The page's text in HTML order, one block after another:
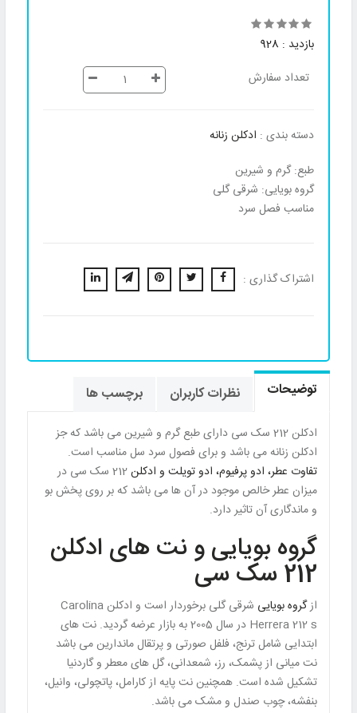
بازدید : 928
تعداد سفارش
دسته بندی : ادکلن زنانه
طبع: گرم و شیرین
گروه بویایی: شرقی گلی
مناسب فصل سرد
اشتراک گذاری :
توضیحات نظرات کاربران برچسب ها
ادکلن 212 سک سی دارای طبع گرم و شیرین می باشد که جز
ادکلن زنانه می باشد و برای فصول سرد سل مناسب است.
تفاوت عطر، ادو پرفیوم، ادو تویلت و ادکلن
212 سک سی در
میزان عطر خالص موجود در آن ها می باشد که بر روی پخش بو
و ماندگاری آن تاثیر دارد.
گروه بویایی و نت های ادکلن
212 سک سی
ازگروه بویایی
شرقی گلی برخوردار است و ادکلن Carolina
Herrera 212 s در سال 2005 به بازار عرضه گردید. نت های
ابتدایی شامل ترنج، فلفل صورتی و پرتقال ماندارین می باشد
نت میانی از پشمک، رز، شمعدانی، گل های معطر و گاردنیا
تشکیل شده است. همچنین نت پایه از کارامل، پاتچولی، وانیل،
بنفشه، چوب صندل و مشک می باشد.